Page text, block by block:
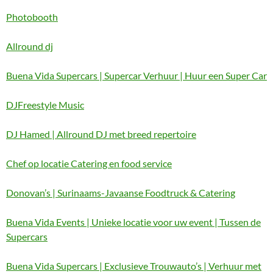
Photobooth
Allround dj
Buena Vida Supercars | Supercar Verhuur | Huur een Super Car
DJFreestyle Music
DJ Hamed | Allround DJ met breed repertoire
Chef op locatie Catering en food service
Donovan’s | Surinaams-Javaanse Foodtruck & Catering
Buena Vida Events | Unieke locatie voor uw event | Tussen de
Supercars
Buena Vida Supercars | Exclusieve Trouwauto’s | Verhuur met